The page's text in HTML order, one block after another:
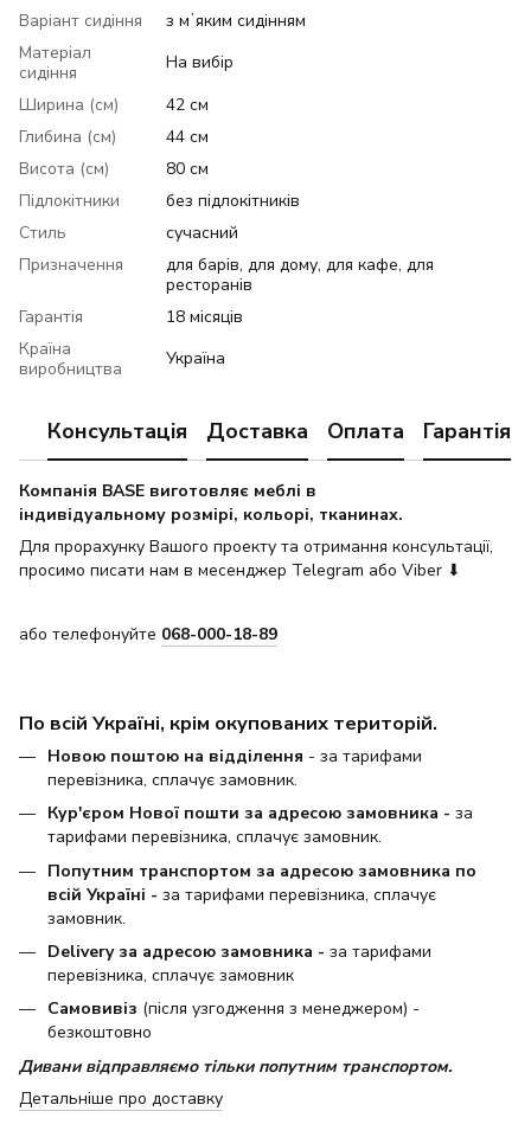
Варіант сидіння
з мʼяким сидінням
Матеріал
сидіння
На вибір
Ширина (см)
42 см
Глибина (см)
44 см
Висота (см)
80 см
Підлокітники
без підлокітників
Стиль
сучасний
Призначення
для барів, для дому, для кафе, для
ресторанів
Гарантія
18 місяців
Країна
виробництва
Україна
Консультація Доставка Оплата Гарантія
Компанія BASE виготовляє меблі в
індивідуальному розмірі, кольорі, тканинах.
Для прорахунку Вашого проекту та отримання консультації,
просимо писати нам в месенджер Telegram або Viber ⬇
або телефонуйте 068-000-18-89
По всій Україні, крім окупованих територій.
Новою поштою на відділення - за тарифами
перевізника, сплачує замовник.
Кур'єром Нової пошти за адресою замовника - за
тарифами перевізника, сплачує замовник.
Попутним транспортом за адресою замовника по
всій Україні - за тарифами перевізника, сплачує
замовник.
Delivery за адресою замовника - за тарифами
перевізника, сплачує замовник
Самовивіз (після узгодження з менеджером) -
безкоштовно
Дивани відправляємо тільки попутним транспортом.
Детальніше про доставку